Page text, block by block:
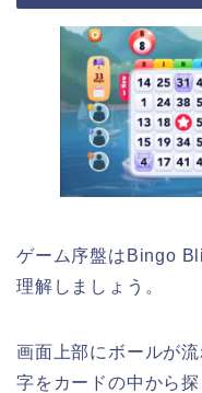
ゲーム序盤はBingo
理解しましょう。
画面上部にボールが
字をカードの中から探